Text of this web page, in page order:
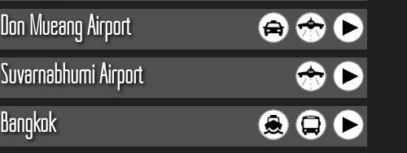
Don Mueang Airport
Suvarnabhumi Airport
Bangkok